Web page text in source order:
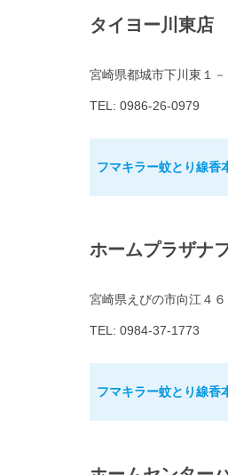
タイヨー川東店
宮崎県都城市下川東１－
TEL: 0986-26-0979
フマキラー蚊とり線香
ホームプラザナ
宮崎県えびの市向江４６
TEL: 0984-37-1773
フマキラー蚊とり線香